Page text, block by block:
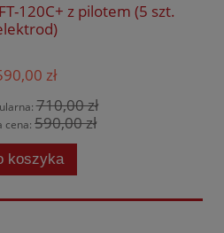
120C+ z pilotem (5 szt.
zł
710,00 zł
cena: 590,00 zł
koszyka